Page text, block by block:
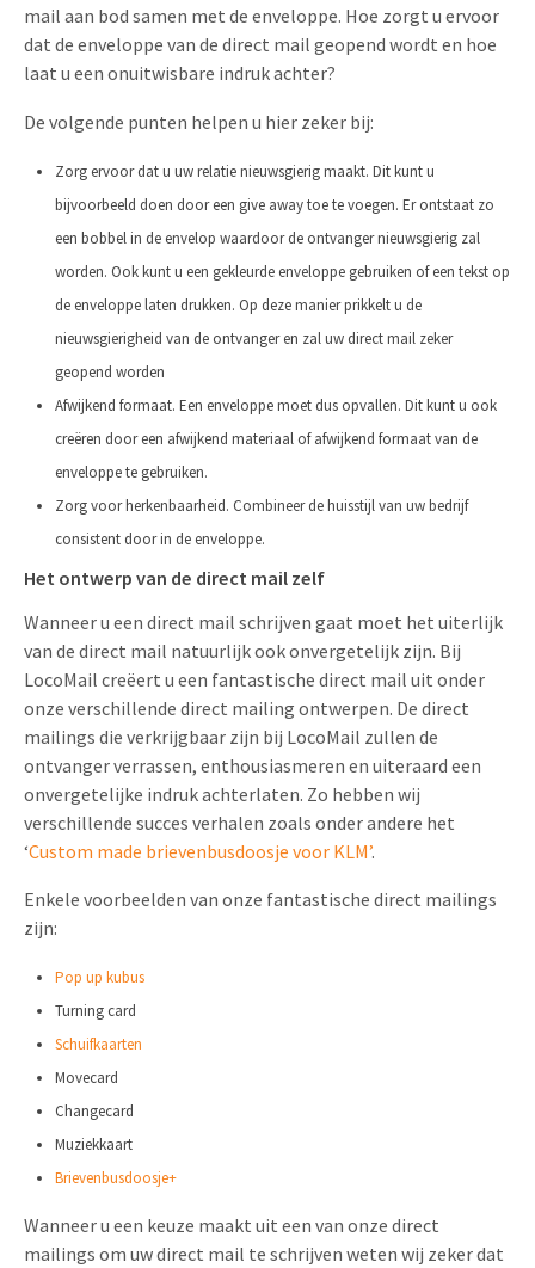
mail aan bod samen met de enveloppe. Hoe zorgt u ervoor
dat de enveloppe van de direct mail geopend wordt en hoe
laat u een onuitwisbare indruk achter?
De volgende punten helpen u hier zeker bij:
Zorg ervoor dat u uw relatie nieuwsgierig maakt. Dit kunt u
bijvoorbeeld doen door een give away toe te voegen. Er ontstaat zo
een bobbel in de envelop waardoor de ontvanger nieuwsgierig zal
worden. Ook kunt u een gekleurde enveloppe gebruiken of een tekst op
de enveloppe laten drukken. Op deze manier prikkelt u de
nieuwsgierigheid van de ontvanger en zal uw direct mail zeker
geopend worden
Afwijkend formaat. Een enveloppe moet dus opvallen. Dit kunt u ook
creëren door een afwijkend materiaal of afwijkend formaat van de
enveloppe te gebruiken.
Zorg voor herkenbaarheid. Combineer de huisstijl van uw bedrijf
consistent door in de enveloppe.
Het ontwerp van de direct mail zelf
Wanneer u een direct mail schrijven gaat moet het uiterlijk
van de direct mail natuurlijk ook onvergetelijk zijn. Bij
LocoMail creëert u een fantastische direct mail uit onder
onze verschillende direct mailing ontwerpen. De direct
mailings die verkrijgbaar zijn bij LocoMail zullen de
ontvanger verrassen, enthousiasmeren en uiteraard een
onvergetelijke indruk achterlaten. Zo hebben wij
verschillende succes verhalen zoals onder andere het
‘Custom made brievenbusdoosje voor KLM’.
Enkele voorbeelden van onze fantastische direct mailings
zijn:
Pop up kubus
Turning card
Schuifkaarten
Movecard
Changecard
Muziekkaart
Brievenbusdoosje+
Wanneer u een keuze maakt uit een van onze direct
mailings om uw direct mail te schrijven weten wij zeker dat